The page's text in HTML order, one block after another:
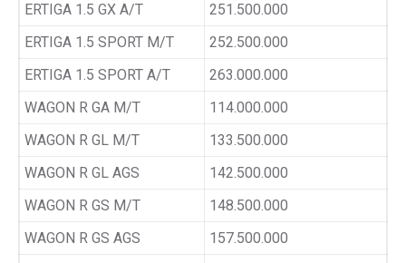
ERTIGA 1.5 GX A/T
251.500.000
ERTIGA 1.5 SPORT M/T
252.500.000
ERTIGA 1.5 SPORT A/T
263.000.000
WAGON R GA M/T
114.000.000
WAGON R GL M/T
133.500.000
WAGON R GL AGS
142.500.000
WAGON R GS M/T
148.500.000
WAGON R GS AGS
157.500.000